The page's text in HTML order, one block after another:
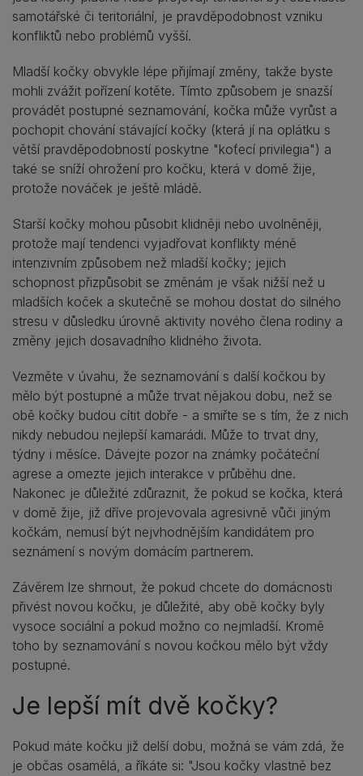
samotářské či teritoriální, je pravděpodobnost vzniku
konfliktů nebo problémů vyšší.
Mladší kočky obvykle lépe přijímají změny, takže byste
mohli zvážit pořízení kotěte. Tímto způsobem je snazší
provádět postupné seznamování, kočka může vyrůst a
pochopit chování stávající kočky (která jí na oplátku s
větší pravděpodobností poskytne "koťecí privilegia") a
také se sníží ohrožení pro kočku, která v domě žije,
protože nováček je ještě mládě.
Starší kočky mohou působit klidněji nebo uvolněněji,
protože mají tendenci vyjadřovat konflikty méně
intenzivním způsobem než mladší kočky; jejich
schopnost přizpůsobit se změnám je však nižší než u
mladších koček a skutečně se mohou dostat do silného
stresu v důsledku úrovně aktivity nového člena rodiny a
změny jejich dosavadního klidného života.
Vezměte v úvahu, že seznamování s další kočkou by
mělo být postupné a může trvat nějakou dobu, než se
obě kočky budou cítit dobře - a smiřte se s tím, že z nich
nikdy nebudou nejlepší kamarádi. Může to trvat dny,
týdny i měsíce. Dávejte pozor na známky počáteční
agrese a omezte jejich interakce v průběhu dne.
Nakonec je důležité zdůraznit, že pokud se kočka, která
v domě žije, již dříve projevovala agresivně vůči jiným
kočkám, nemusí být nejvhodnějším kandidátem pro
seznámení s novým domácím partnerem.
Závěrem lze shrnout, že pokud chcete do domácnosti
přivést novou kočku, je důležité, aby obě kočky byly
vysoce sociální a pokud možno co nejmladší. Kromě
toho by seznamování s novou kočkou mělo být vždy
postupné.
Je lepší mít dvě kočky?
Pokud máte kočku již delší dobu, možná se vám zdá, že
je občas osamělá, a říkáte si: "Jsou kočky vlastně bez